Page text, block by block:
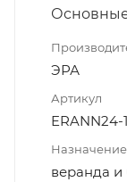
ЭРА
Артикул
ERANN24-
Назначение
веранда и